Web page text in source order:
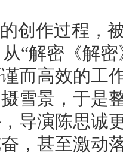
创作过程，
从“解密《解
而高效的工
雪景，于是
导演陈思诚
，甚至激动